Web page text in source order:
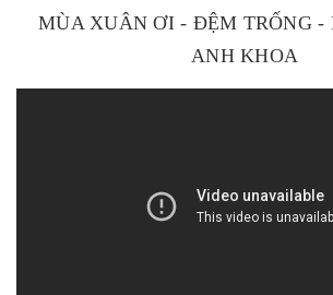
MÙA XUÂN ƠI - ĐỆM TRỐNG -
ANH KHOA